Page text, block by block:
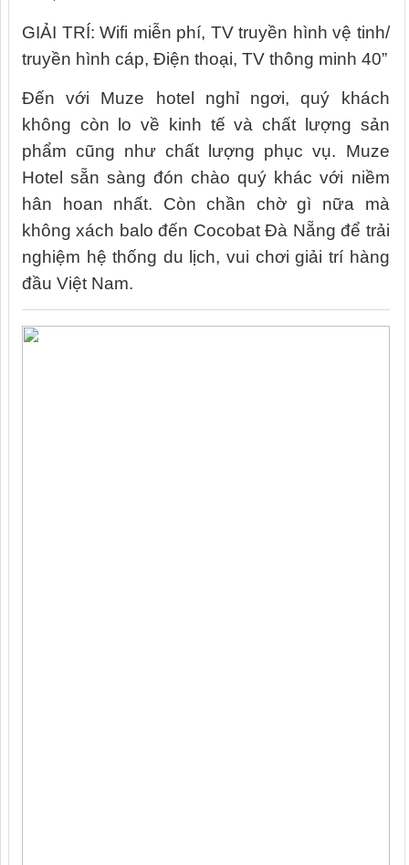
GIẢI TRÍ: Wifi miễn phí, TV truyền hình vệ tinh/
truyền hình cáp, Điện thoại, TV thông minh 40”
Đến với Muze hotel nghỉ ngơi, quý khách
không còn lo về kinh tế và chất lượng sản
phẩm cũng như chất lượng phục vụ. Muze
Hotel sẵn sàng đón chào quý khác với niềm
hân hoan nhất. Còn chần chờ gì nữa mà
không xách balo đến Cocobat Đà Nẵng để trải
nghiệm hệ thống du lịch, vui chơi giải trí hàng
đầu Việt Nam.